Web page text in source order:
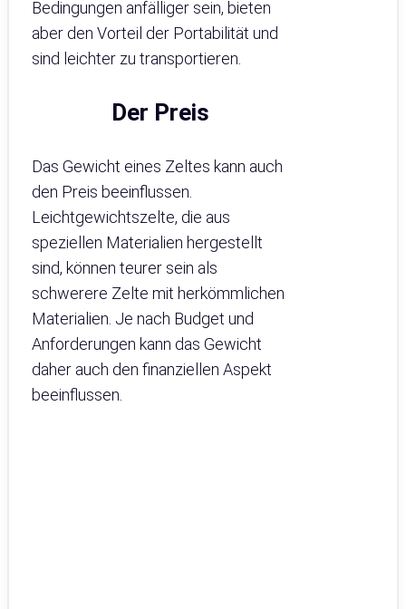
Bedingungen anfälliger sein, bieten
aber den Vorteil der Portabilität und
sind leichter zu transportieren.
Der Preis
Das Gewicht eines Zeltes kann auch
den Preis beeinflussen.
Leichtgewichtszelte, die aus
speziellen Materialien hergestellt
sind, können teurer sein als
schwerere Zelte mit herkömmlichen
Materialien. Je nach Budget und
Anforderungen kann das Gewicht
daher auch den finanziellen Aspekt
beeinflussen.